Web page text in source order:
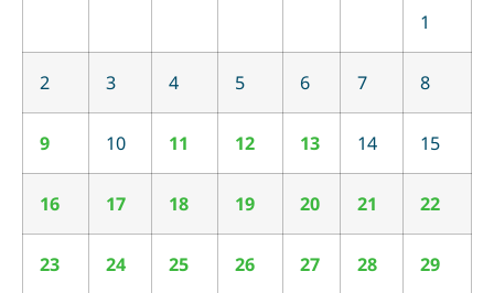
1
2 3 4 5 6 7 8
9 10 11 12 13 14 15
16 17 18 19 20 21 22
23 24 25 26 27 28 29